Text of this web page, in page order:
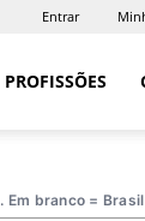
Entrar
PROFISSÕES
. Em branco = Brasil